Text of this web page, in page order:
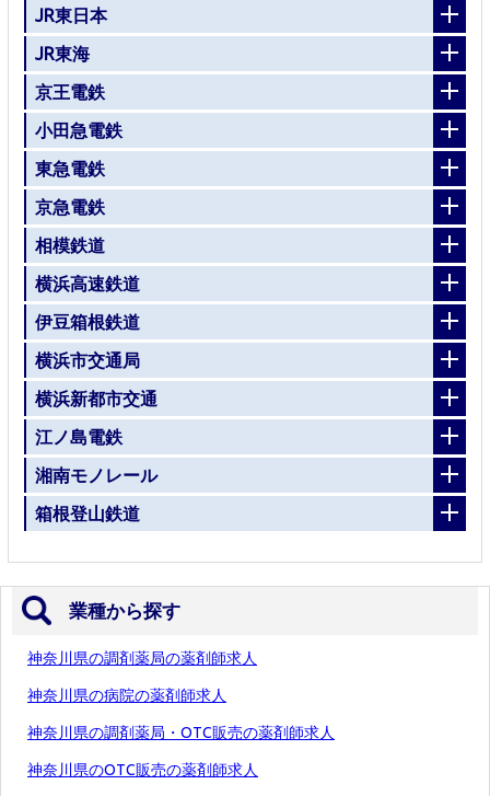
JR東日本
JR東海
京王電鉄
小田急電鉄
東急電鉄
京急電鉄
相模鉄道
横浜高速鉄道
伊豆箱根鉄道
横浜市交通局
横浜新都市交通
江ノ島電鉄
湘南モノレール
箱根登山鉄道
業種から探す
神奈川県の調剤薬局の薬剤師求人
神奈川県の病院の薬剤師求人
神奈川県の調剤薬局・OTC販売の薬剤師求人
神奈川県のOTC販売の薬剤師求人